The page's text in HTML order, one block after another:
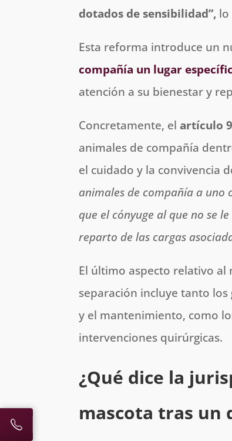
dotados de sensibilidad”, lo
Esta reforma introduce un
compañía un lugar
atención a su bienestar y
Concretamente, el artículo
animales de compañía
el cuidado y la convivencia
animales de compañía a uno
que el cónyuge al que no se
reparto de las cargas
El último aspecto relativo al
separación incluye tanto
y el mantenimiento, como
intervenciones quirúrgicas.
¿Qué dice la
mascota tras un